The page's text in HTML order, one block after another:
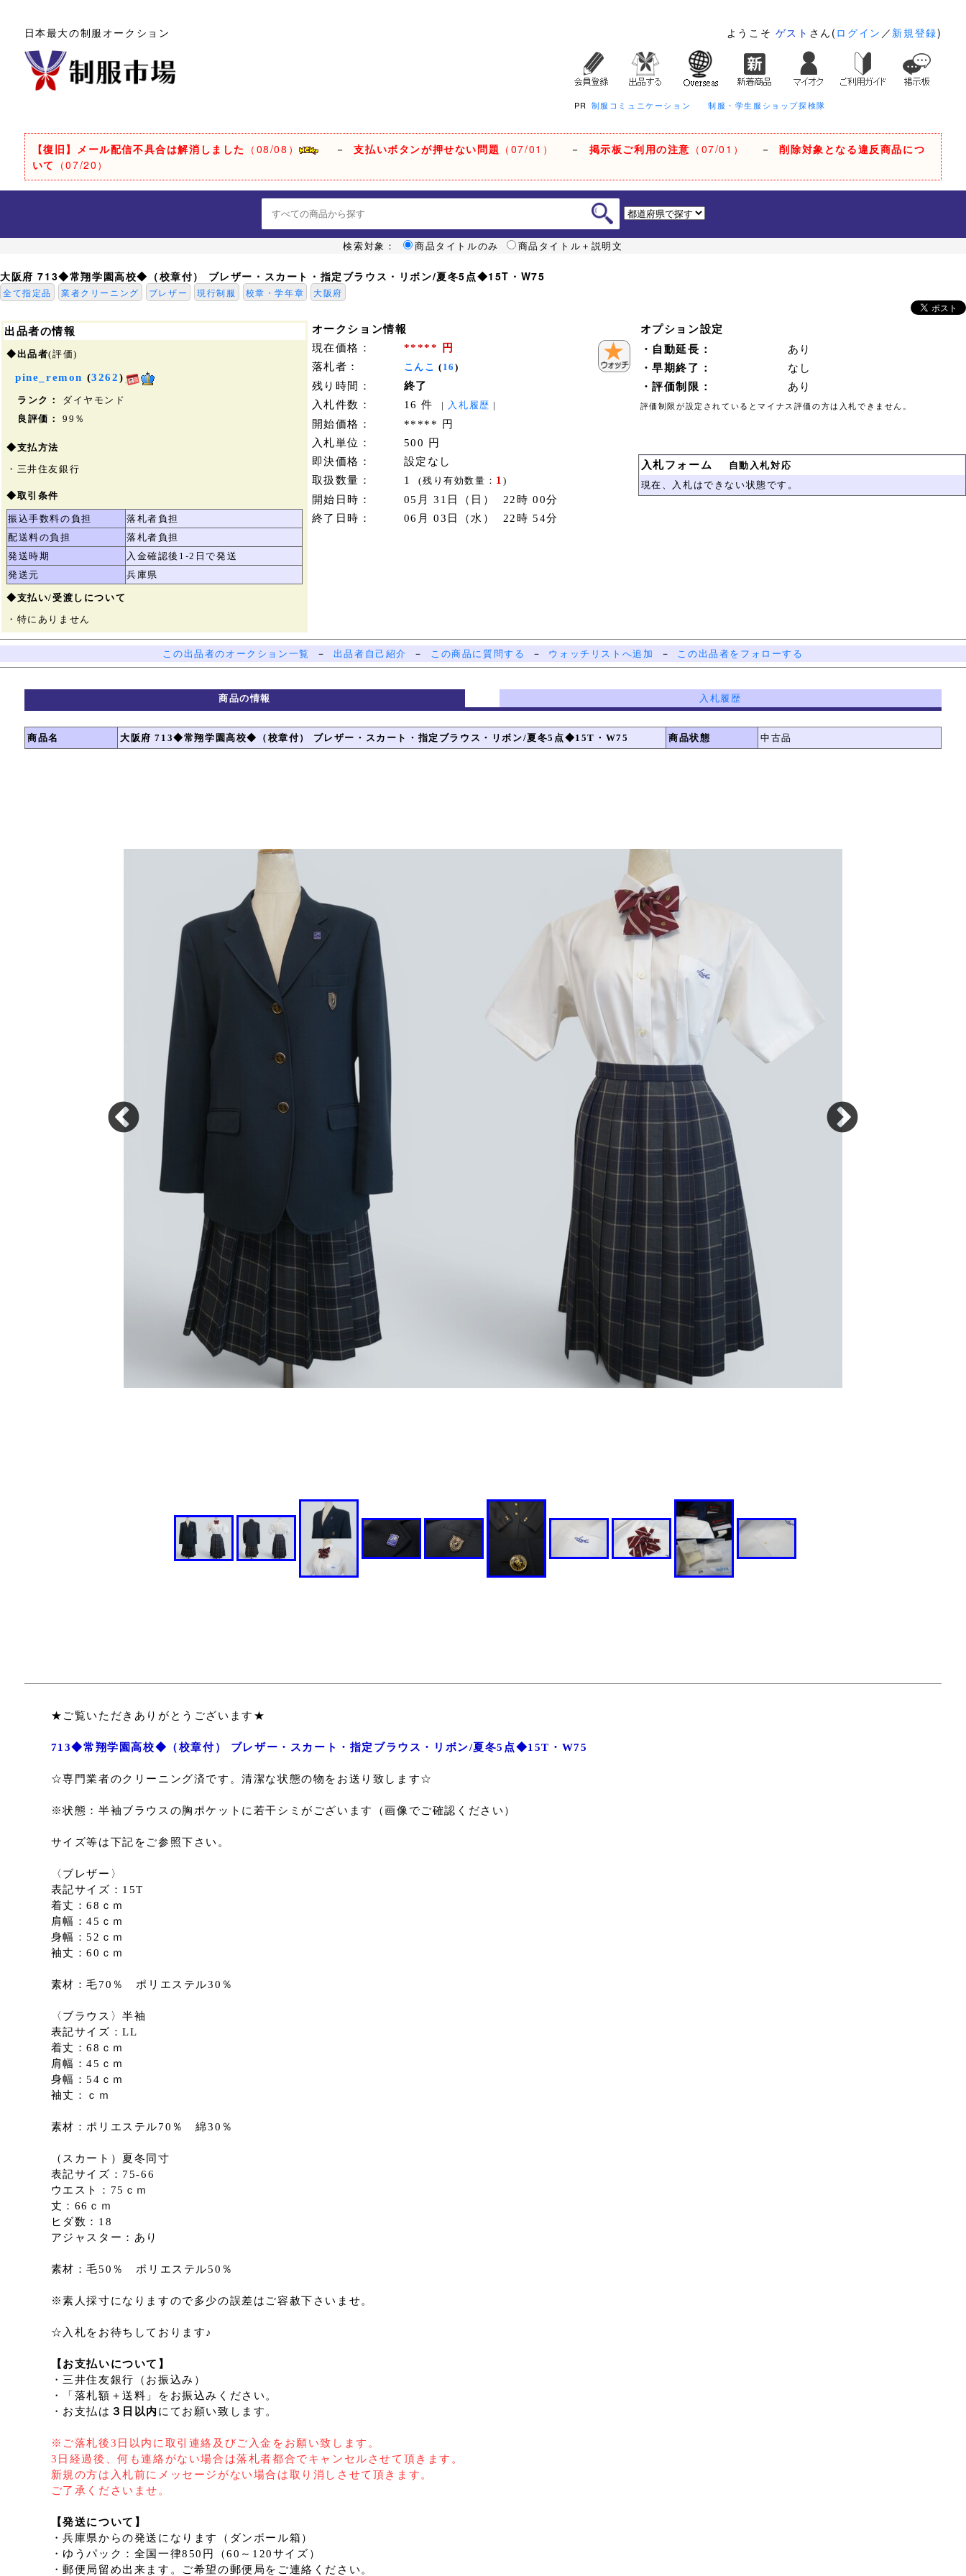
日本最大の制服オークション ようこそ ゲスト さん( ログイン ／ 新規登録)
PR 制服コミュニケーション 制服・学生服ショップ探検隊
【復旧】メール配信不具合は解消しました （08/08） －支払いボタンが押せない問題 （07/01） － 掲示板ご利用の注意 （07/01） －削除対象となる違反商品につ
いて （07/20）
検索対象： 商品タイトルのみ 商品タイトル＋説明文
大阪府 713◆常翔学園高校◆（校章付） ブレザー・スカート・指定ブラウス・リボン/夏冬5点◆15T・W75
全て指定品 業者クリーニング ブレザー 現行制服 校章・学年章 大阪府
オークション情報
現在価格：
***** 円
落札者：
こんこ ( 16 )
残り時間：
終了
入札件数：
16 件 | 入札履歴 |
開始価格：
***** 円
入札単位：
500 円
即決価格：
設定なし
取扱数量：
1(残り有効数量： 1 )
開始日時：
05月 31日（日） 22時 00分
終了日時：
06月 03日（水） 22時 54分
オプション設定
・自動延長：
あり
・早期終了：
なし
・評価制限：
あり
評価制限が設定されているとマイナス評価の方は入札できません。
入札フォーム
自動入札対応
現在、入札はできない状態です。
出品者の情報
◆出品者(評価)
pine_remon (3262)
ランク：
ダイヤモンド
良評価：
99％
◆支払方法
・三井住友銀行
◆取引条件
振込手数料の負担
落札者負担
配送料の負担
落札者負担
発送時期
入金確認後1-2日で発送
発送元
兵庫県
◆支払い/受渡しについて
・特にありません
この出品者のオークション一覧 － 出品者自己紹介 － この商品に質問する － ウォッチリストへ追加 － この出品者をフォローする
商品の情報 入札履歴
商品名 大阪府 713◆常翔学園高校◆（校章付） ブレザー・スカート・指定ブラウス・リボン/夏冬5点◆15T・W75 商品状態 中古品
★ご覧いただきありがとうございます★
713◆常翔学園高校◆（校章付） ブレザー・スカート・指定ブラウス・リボン/夏冬5点◆15T・W75
☆専門業者のクリーニング済です。清潔な状態の物をお送り致します☆
※状態：半袖ブラウスの胸ポケットに若干シミがございます（画像でご確認ください）
サイズ等は下記をご参照下さい。
〈ブレザー〉
表記サイズ：15T
着丈：68ｃｍ
肩幅：45ｃｍ
身幅：52ｃｍ
袖丈：60ｃｍ
素材：毛70％ ポリエステル30％
〈ブラウス〉半袖
表記サイズ：LL
着丈：68ｃｍ
肩幅：45ｃｍ
身幅：54ｃｍ
袖丈：ｃｍ
素材：ポリエステル70％ 綿30％
（スカート）夏冬同寸
表記サイズ：75-66
ウエスト：75ｃｍ
丈：66ｃｍ
ヒダ数：18
アジャスター：あり
素材：毛50％ ポリエステル50％
※素人採寸になりますので多少の誤差はご容赦下さいませ。
☆入札をお待ちしております♪
【お支払いについて】
・三井住友銀行（お振込み）
・「落札額＋送料」をお振込みください。
・お支払は ３日以内 にてお願い致します。
※ご落札後3日以内に取引連絡及びご入金をお願い致します。
3日経過後、何も連絡がない場合は落札者都合でキャンセルさせて頂きます。
新規の方は入札前にメッセージがない場合は取り消しさせて頂きます。
ご了承くださいませ。
【発送について】
・兵庫県からの発送になります（ダンボール箱）
・ゆうパック：全国一律850円（60～120サイズ）
・郵便局留め出来ます。ご希望の郵便局をご連絡ください。